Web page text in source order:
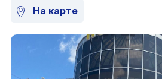
На карте